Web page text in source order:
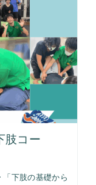
肢コー
「下肢の基礎から